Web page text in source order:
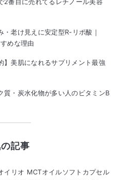
・老け見えに安定型R-リポ酸｜
めな理由
】美肌になれるサプリメント最強
質・炭水化物が多い人のビタミンB
記事
イリオ MCTオイルソフトカプセル